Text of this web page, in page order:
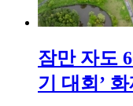
잠만 자도
기 대회’ 화